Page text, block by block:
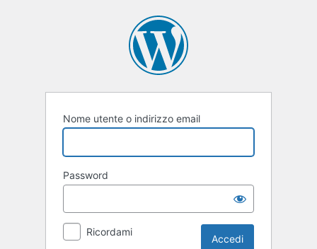
Nome utente o indirizzo email
Password
Ricordami